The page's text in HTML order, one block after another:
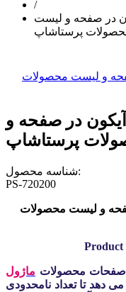
/
در صفحه و لیست
پرستاشاپ
در صفحه و
پرستاشاپ
شناسه محصول:
PS-720200
و لیست محصولات
Product
صفحات محصولات ماژول
دهد تا تعداد نامحدودی